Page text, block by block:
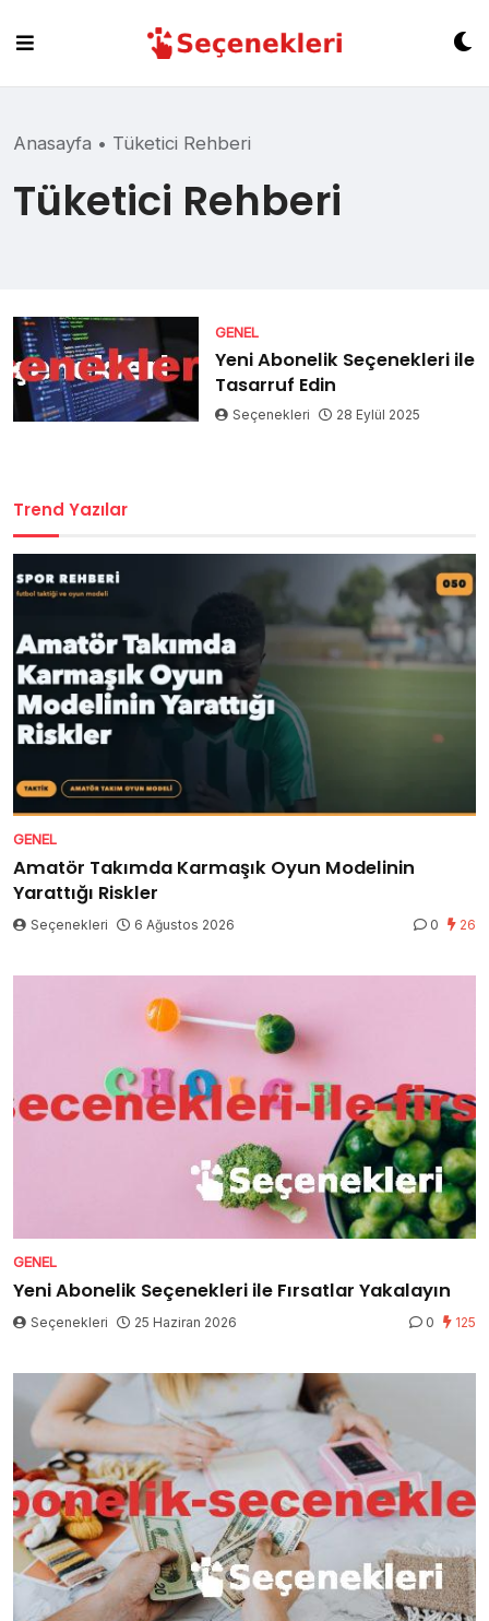
content
Anasayfa • Tüketici Rehberi
Tüketici Rehberi
GENEL
Yeni Abonelik Seçenekleri ile
Tasarruf Edin
Seçenekleri 28 Eylül 2025
Trend Yazılar
GENEL
Amatör Takımda Karmaşık Oyun Modelinin
Yarattığı Riskler
Seçenekleri 6 Ağustos 2026 0 26
GENEL
Yeni Abonelik Seçenekleri ile Fırsatlar Yakalayın
Seçenekleri 25 Haziran 2026 0 125